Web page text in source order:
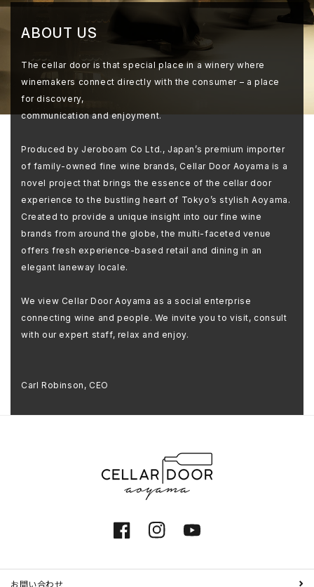
ABOUT US
The cellar door is that special place in a winery where
winemakers connect directly with the consumer – a place
for discovery,
communication and enjoyment.
Produced by Jeroboam Co Ltd., Japan’s premium importer
of family-owned fine wine brands, Cellar Door Aoyama is a
novel project that brings the essence of the cellar door
experience to the bustling heart of Tokyo’s stylish Aoyama.
Created to provide a unique insight into our fine wine
brands from around the globe, the multi-faceted venue
offers fresh experience-based retail and dining in an
elegant laneway locale.
We view Cellar Door Aoyama as a social enterprise
connecting wine and people. We invite you to visit, consult
with our expert staff, relax and enjoy.
Carl Robinson, CEO
FacebookInstagramYouTube
お問い合わせ